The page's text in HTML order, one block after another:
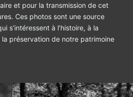
et pour la transmission de cet
Ces photos sont une source
s’intéressent à l’histoire, à la
préservation de notre patrimoine